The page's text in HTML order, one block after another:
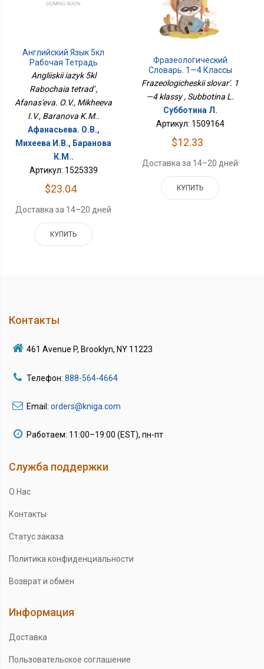
Английский Язык 5кл
Рабочая Тетрадь
Angliiskii iazyk 5kl
Rabochaia tetrad' ,
Afanas'eva. O.V., Mikheeva
I.V., Baranova K.M..
Афанасьева. О.В.,
Михеева И.В., Баранова
К.М..
Артикул: 1525339
$23.04
Доставка за 14–20 дней
КУПИТЬ
Фразеологический
Словарь. 1—4 Классы
Frazeologicheskii slovar'. 1
—4 klassy , Subbotina L.
Субботина Л.
Артикул: 1509164
$12.33
Доставка за 14–20 дней
КУПИТЬ
Контакты
461 Avenue P, Brooklyn, NY 11223
Телефон: 888-564-4664
Email: orders@kniga.com
Работаем: 11:00–19:00 (EST), пн-пт
Служба поддержки
О Нас
Контакты
Статус заказа
Политика конфиденциальности
Возврат и обмен
Информация
Доставка
Пользовательское соглашение